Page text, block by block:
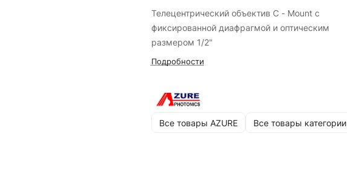
Телецентрический объектив C - Mount с
фиксированной диафрагмой и оптическим
размером 1/2"
Подробности
Все товары AZURE Все товары категории